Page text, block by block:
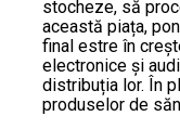
stocheze, să
această piața,
final estre în
electronice și
distribuția lor. În
produselor de